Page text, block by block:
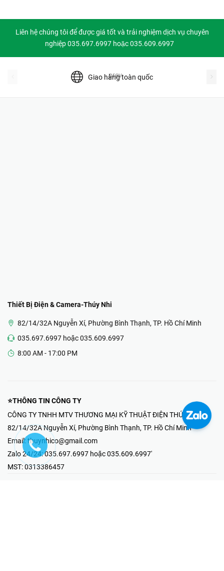
Liên hệ chúng tôi để được giá tốt và trải nghiệm dịch vụ chuyên
nghiệp 035.697.6997 hoặc 035.609.6997
Giao hàng toàn quốc
prev
Thiết Bị Điện & Camera-Thúy Nhi
82/14/32A Nguyễn Xí, Phường Bình Thạnh, TP. Hồ Chí Minh
035.697.6997 hoặc 035.609.6997
8:00 AM - 17:00 PM
⭐THÔNG TIN CÔNG TY
CÔNG TY TNHH MTV THƯƠNG MẠI KỸ THUẬT ĐIỆN THÚY NHI
82/14/32A Nguyễn Xí, Phường Bình Thạnh, TP. Hồ Chí Minh
Email: thuynhico@gmail.com
Zalo 24/24:035.697.6997 hoặc 035.609.6997'
MST:0313386457